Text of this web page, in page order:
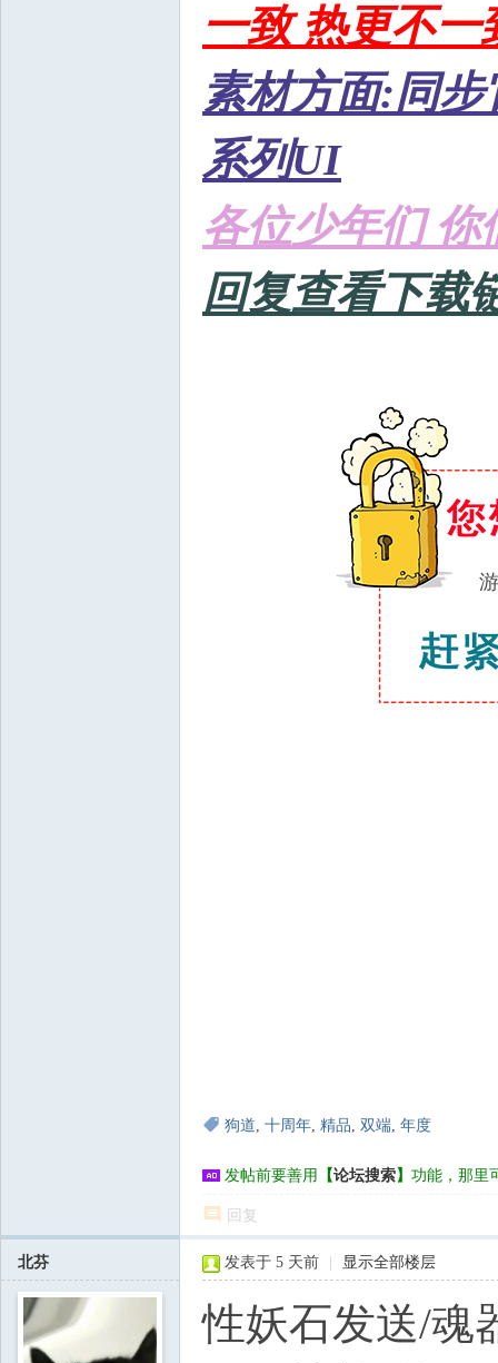
一致 热更不
素材方面:同
系列UI
各位少年们
回复查看下载
狗道, 十周年, 精品, 双端, 年度
发帖前要善用 【论坛搜索】 功能，那里
回复
北芬 发表于 5 天前 显示全部楼层
性妖石发送/魂